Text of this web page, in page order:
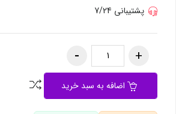
پشتیبانی 7/24
اضافه به سبد خرید